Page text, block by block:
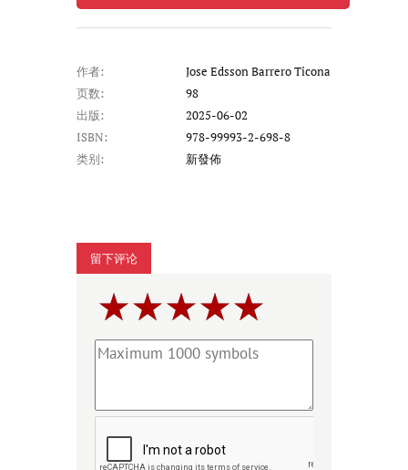
作者:
Jose Edsson Barrero Ticona
页数:
98
出版:
2025-06-02
ISBN:
978-99993-2-698-8
类别:
新發佈
留下评论